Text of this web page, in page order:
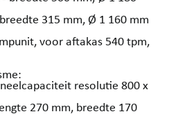
315 mm, Ø 1 160 mm
voor aftakas 540 tpm,
resolutie 800 x
270 mm, breedte 170